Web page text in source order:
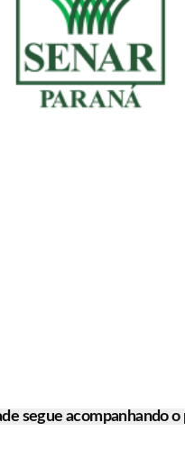
segue acompanhando